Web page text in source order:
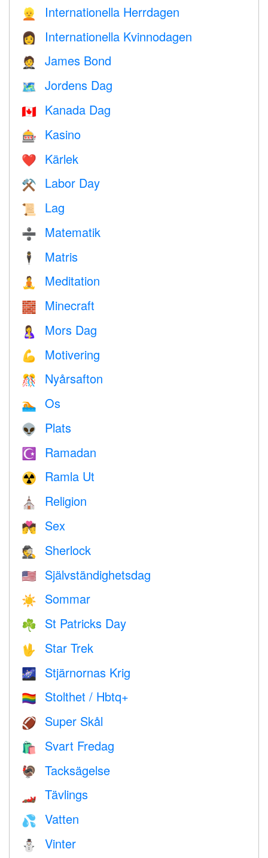
👱 Internationella Herrdagen
👩 Internationella Kvinnodagen
🤵 James Bond
🗺️ Jordens Dag
🇨🇦 Kanada Dag
🎰 Kasino
❤️️ Kärlek
⚒️ Labor Day
📜 Lag
➗ Matematik
🕴️ Matris
🧘 Meditation
🧱 Minecraft
🤱 Mors Dag
💪 Motivering
🎊 Nyårsafton
🏊 Os
👽 Plats
☪️ Ramadan
☢️ Ramla Ut
⛪️ Religion
💏 Sex
🕵️ Sherlock
🇺🇸 Självständighetsdag
☀️ Sommar
☘️ St Patricks Day
🖖 Star Trek
🌌 Stjärnornas Krig
🏳️‍🌈 Stolthet / Hbtq+
🏈 Super Skål
🛍 Svart Fredag
🦃 Tacksägelse
🏎 Tävlings
💦 Vatten
⛄ Vinter